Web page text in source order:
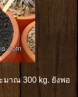
าณ 300 kg. ยังพอ